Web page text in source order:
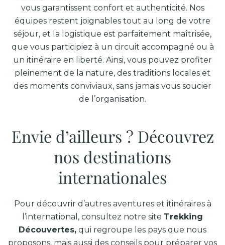
vous garantissent confort et authenticité. Nos
équipes restent joignables tout au long de votre
séjour, et la logistique est parfaitement maîtrisée,
que vous participiez à un circuit accompagné ou à
un itinéraire en liberté. Ainsi, vous pouvez profiter
pleinement de la nature, des traditions locales et
des moments conviviaux, sans jamais vous soucier
de l’organisation.
Envie d’ailleurs ? Découvrez
nos destinations
internationales
Pour découvrir d’autres aventures et itinéraires à
l’international, consultez notre site Trekking
Découvertes, qui regroupe les pays que nous
proposons, mais aussi des conseils pour préparer vos